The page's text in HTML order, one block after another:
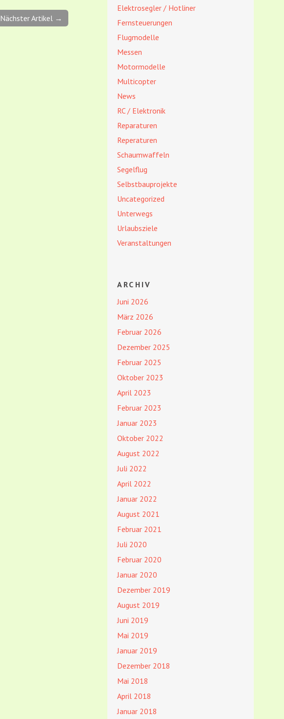
Nächster Artikel →
Elektrosegler / Hotliner
Fernsteuerungen
Flugmodelle
Messen
Motormodelle
Multicopter
News
RC / Elektronik
Reparaturen
Reperaturen
Schaumwaffeln
Segelflug
Selbstbauprojekte
Uncategorized
Unterwegs
Urlaubsziele
Veranstaltungen
ARCHIV
Juni 2026
März 2026
Februar 2026
Dezember 2025
Februar 2025
Oktober 2023
April 2023
Februar 2023
Januar 2023
Oktober 2022
August 2022
Juli 2022
April 2022
Januar 2022
August 2021
Februar 2021
Juli 2020
Februar 2020
Januar 2020
Dezember 2019
August 2019
Juni 2019
Mai 2019
Januar 2019
Dezember 2018
Mai 2018
April 2018
Januar 2018